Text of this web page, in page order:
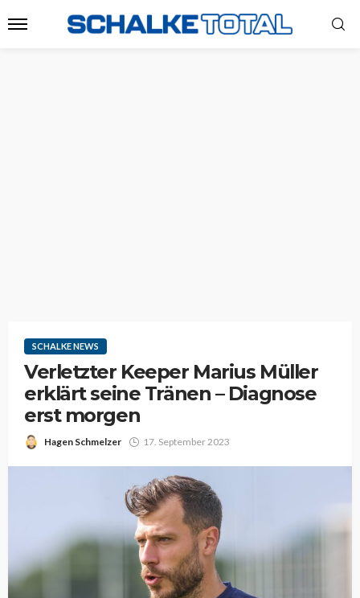
SCHALKE NEWS
Verletzter Keeper Marius Müller
erklärt seine Tränen – Diagnose
erst morgen
Hagen Schmelzer 17. September 2023